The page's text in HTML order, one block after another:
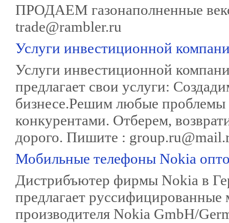
ПРОДАЕМ газонаполненные
trade@rambler.ru
Услуги инвестиционной
Услуги инвестиционной
предлагает свои услуги:
бизнесе.Решим любые проблемы
конкурентами. Отберем,
дорого. Пишите :
Мобильные телефоны Nokia
Дистрибъютер фирмы Nokia в
предлагает
производителя Nokia GmbH/